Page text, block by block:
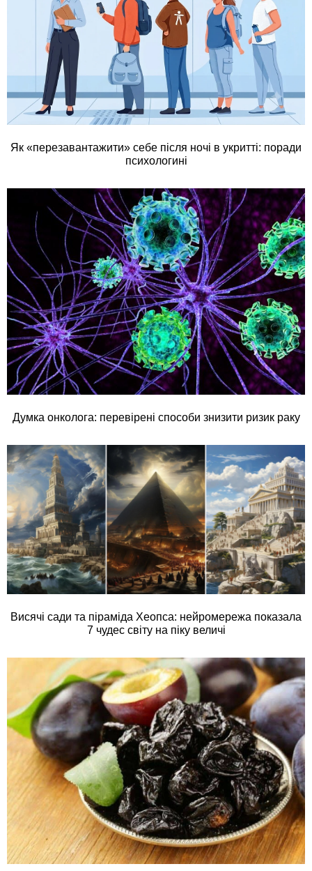
Як «перезавантажити» себе після ночі в укритті: поради
психологині
Думка онколога: перевірені способи знизити ризик раку
Висячі сади та піраміда Хеопса: нейромережа показала
7 чудес світу на піку величі